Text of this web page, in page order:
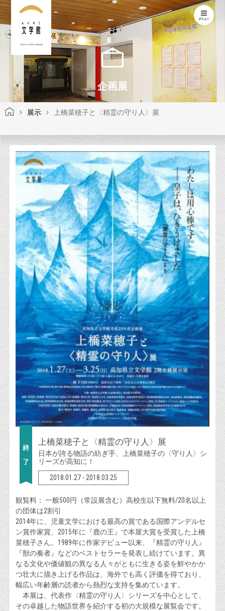
KOCHI LITERARY MUSEUM
企画展
展示 上橋菜穂子と〈精霊の守り人〉展
上橋菜穂子と〈精霊の守り人〉展
日本が誇る物語の紡ぎ手、上橋菜穂子の〈守り人〉シ
リーズが高知に！
2018.01.27 - 2018.03.25
観覧料： 一般500円（常設展含む）高校生以下無料/20名以上
の団体は2割引
2014年に、児童文学における最高の賞である国際アンデルセ
ン賞作家賞、2015年に『鹿の王』で本屋大賞を受賞した上橋
菜穂子さん。1989年に作家デビュー以来、『精霊の守り人』
『獣の奏者』などのベストセラーを発表し続けています。異
なる文化や価値観の異なる人々がともに生きる姿を鮮やかか
つ壮大に描き上げる作品は、海外でも高く評価を得ており、
幅広い年齢層の読者から熱烈な支持を集めています。
本展は、代表作〈精霊の守り人〉シリーズを中心として、
その卓越した物語世界を紹介する初の大規模な展覧会です。